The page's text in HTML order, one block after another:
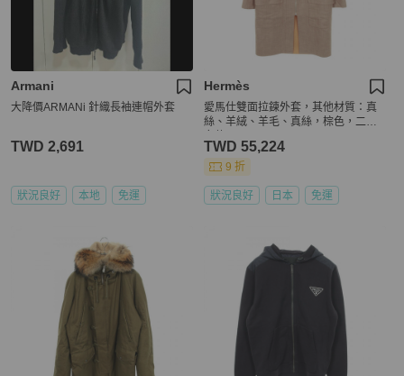
Armani
大降價ARMANi 針織長袖連帽外套
TWD 2,691
狀況良好 本地 免運
Hermès
愛馬仕雙面拉鍊外套，其他材質：真
絲、羊絨、羊毛、真絲，棕色，二手
TWD 55,224
9 折
狀況良好 日本 免運